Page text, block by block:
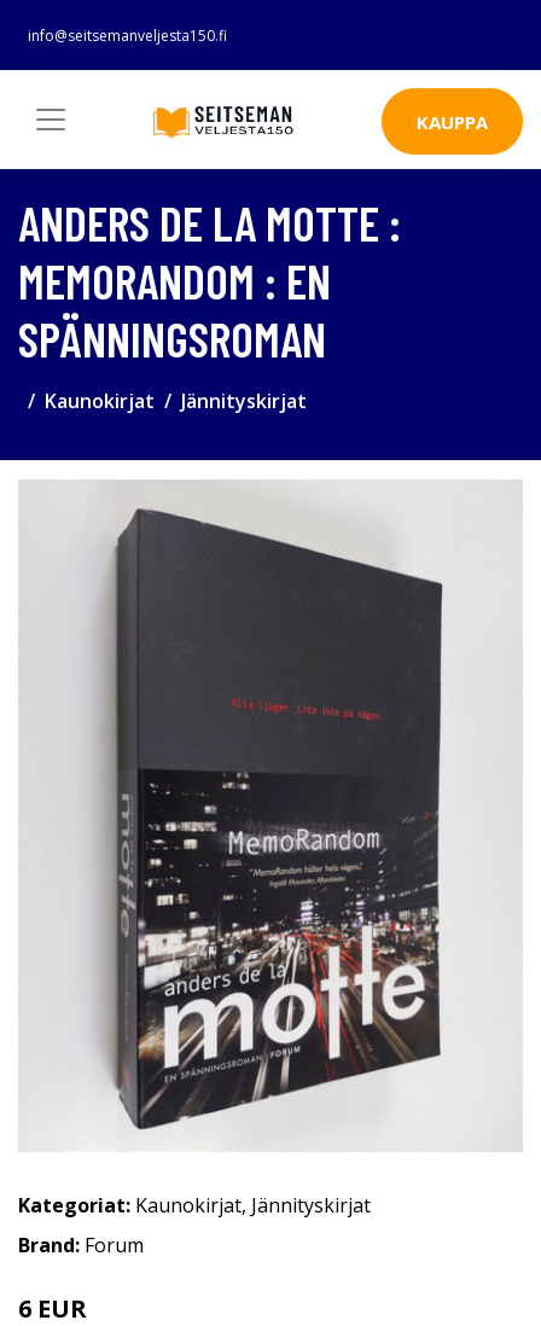
info@seitsemanveljesta150.fi
KAUPPA
ANDERS DE LA MOTTE :
MEMORANDOM : EN
SPÄNNINGSROMAN
Kaunokirjat Jännityskirjat
Kategoriat: Kaunokirjat, Jännityskirjat
Brand: Forum
6 EUR